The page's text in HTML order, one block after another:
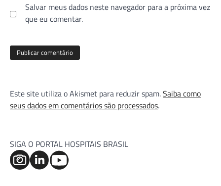
Salvar meus dados neste navegador para a próxima vez
que eu comentar.
Este site utiliza o Akismet para reduzir spam.Saiba como
seus dados em comentários são processados.
SIGA O PORTAL HOSPITAIS BRASIL